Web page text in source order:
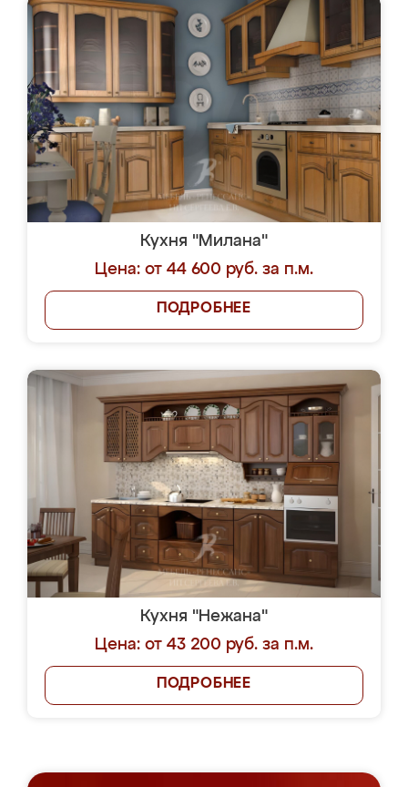
Кухня "Милана"
Цена: от 44 600 руб. за п.м.
ПОДРОБНЕЕ
Кухня "Нежана"
Цена: от 43 200 руб. за п.м.
ПОДРОБНЕЕ